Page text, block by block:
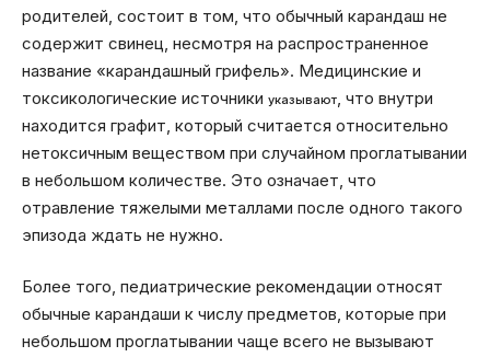
родителей, состоит в том, что обычный карандаш не
содержит свинец, несмотря на распространенное
название «карандашный грифель». Медицинские и
токсикологические источники указывают , что внутри
находится графит, который считается относительно
нетоксичным веществом при случайном проглатывании
в небольшом количестве. Это означает, что
отравление тяжелыми металлами после одного такого
эпизода ждать не нужно.
Более того, педиатрические рекомендации относят
обычные карандаши к числу предметов, которые при
небольшом проглатывании чаще всего не вызывают